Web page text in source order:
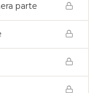
parte